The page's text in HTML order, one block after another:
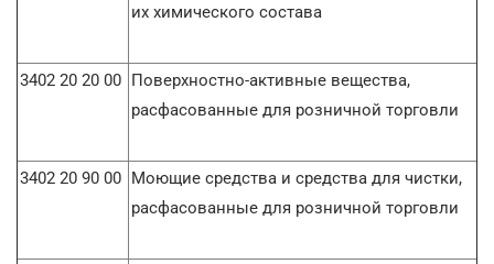
их химического состава
3402 20 20 00 Поверхностно-активные вещества,
расфасованные для розничной торговли
3402 20 90 00 Моющие средства и средства для чистки,
расфасованные для розничной торговли